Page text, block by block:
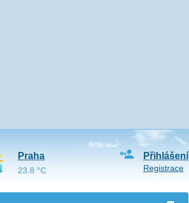
Přihlášení
Registrace
Praha
23.8 °C